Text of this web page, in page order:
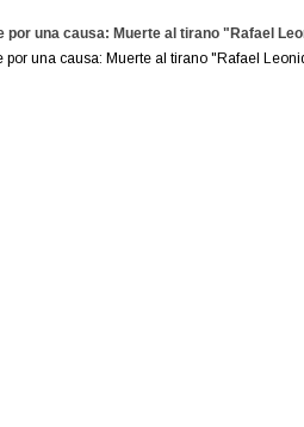
por una causa: Muerte al tirano "Rafael
por una causa: Muerte al tirano "Rafael